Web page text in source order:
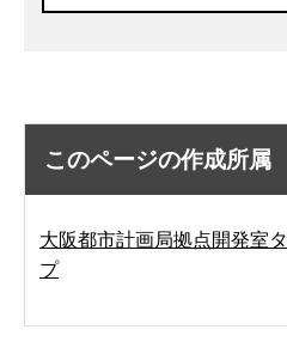
このページの作成所属
大阪都市計画局拠点開発室
プ